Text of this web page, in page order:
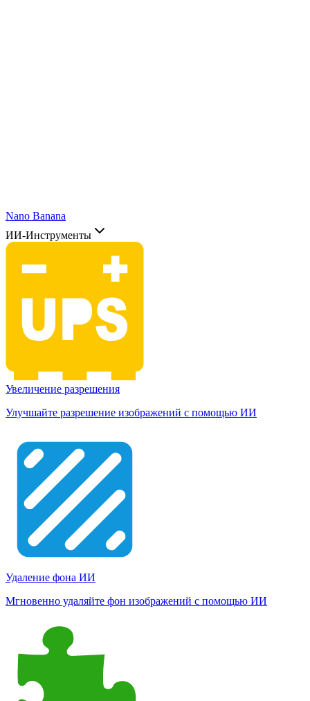
Nano Banana
ИИ-Инструменты
Увеличение разрешения
Улучшайте разрешение изображений с помощью ИИ
Удаление фона ИИ
Мгновенно удаляйте фон изображений с помощью ИИ